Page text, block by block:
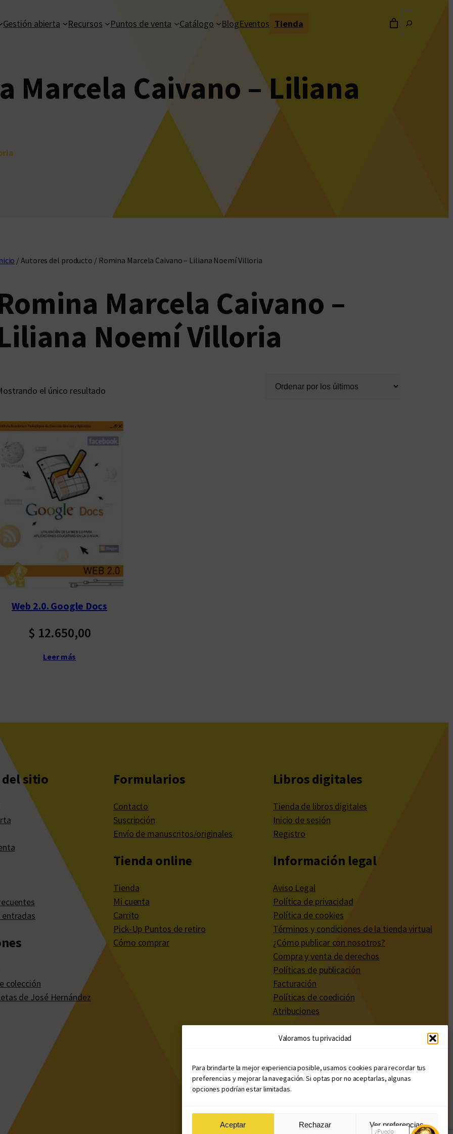
Valoramos tu privacidad
Para brindarte la mejor experiencia posible, usamos cookies para recordar tus
preferencias y mejorar la navegación. Si optas por no aceptarlas, algunas
opciones podrían estar limitadas.
Aceptar Rechazar Ver preferencias
Gestión abierta Recursos Puntos de venta Catálogo BlogEventos Tienda
Marcela Caivano – Liliana
/ Autores del producto / Romina Marcela Caivano – Liliana Noemí Villoria
Marcela Caivano –
Noemí Villoria
el único resultado
Web 2.0. Google Docs
$ 12.650,00
Leer más
del sitio
entradas
colección
de José Hernández
Formularios
Contacto
Suscripción
Envío de manuscritos/originales
Tienda online
Tienda
Mi cuenta
Carrito
Pick-Up Puntos de retiro
Cómo comprar
Libros digitales
Tienda de libros digitales
Inicio de sesión
Registro
Información legal
Aviso Legal
Política de privacidad
Política de cookies
Términos y condiciones de la tienda virtual
¿Cómo publicar con nosotros?
Compra y venta de derechos
Políticas de publicación
Facturación
Políticas de coedición
Atribuciones